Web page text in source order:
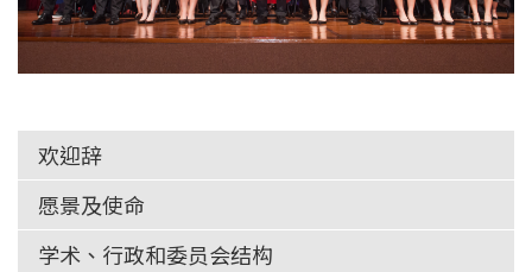
欢迎辞
愿景及使命
学术、行政和委员会结构